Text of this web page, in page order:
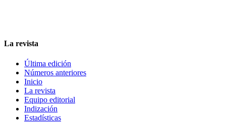
La revista
Última edición
Números anteriores
Inicio
La revista
Equipo editorial
Indización
Estadísticas